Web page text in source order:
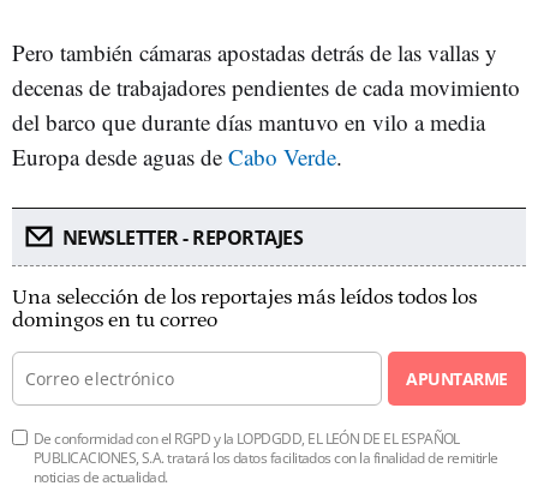
Pero también cámaras apostadas detrás de las vallas y
decenas de trabajadores pendientes de cada movimiento
del barco que durante días mantuvo en vilo a media
Europa desde aguas de Cabo Verde.
NEWSLETTER - REPORTAJES
Una selección de los reportajes más leídos todos los
domingos en tu correo
APUNTARME
De conformidad con el RGPD y la LOPDGDD, EL LEÓN DE EL ESPAÑOL
PUBLICACIONES, S.A. tratará los datos facilitados con la finalidad de remitirle
noticias de actualidad.